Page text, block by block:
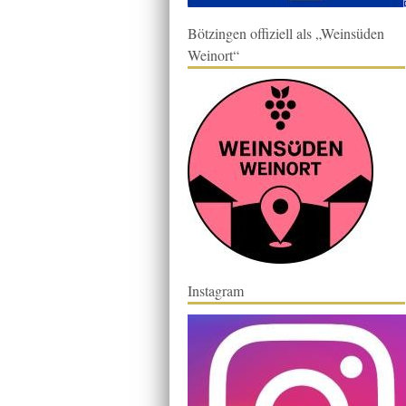
Bötzingen offiziell als „Weinsüden
Weinort“
Instagram